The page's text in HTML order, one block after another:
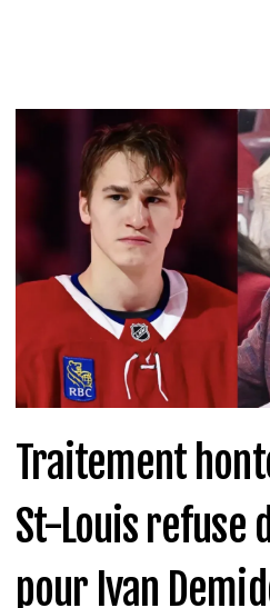
Traitement
St-Louis refuse
pour Ivan